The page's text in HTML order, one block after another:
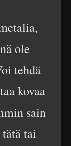
ole
tehdä
kovaa
sain
tai